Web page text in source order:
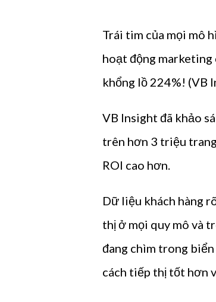
Trái tim của mọi mô
hoạt động
khổng lồ 224%! (VB
VB Insight đã khảo
trên hơn 3 triệu
ROI cao hơn.
Dữ liệu khách hàng
thị ở mọi quy mô và
đang chìm trong
cách tiếp thị tốt hơn